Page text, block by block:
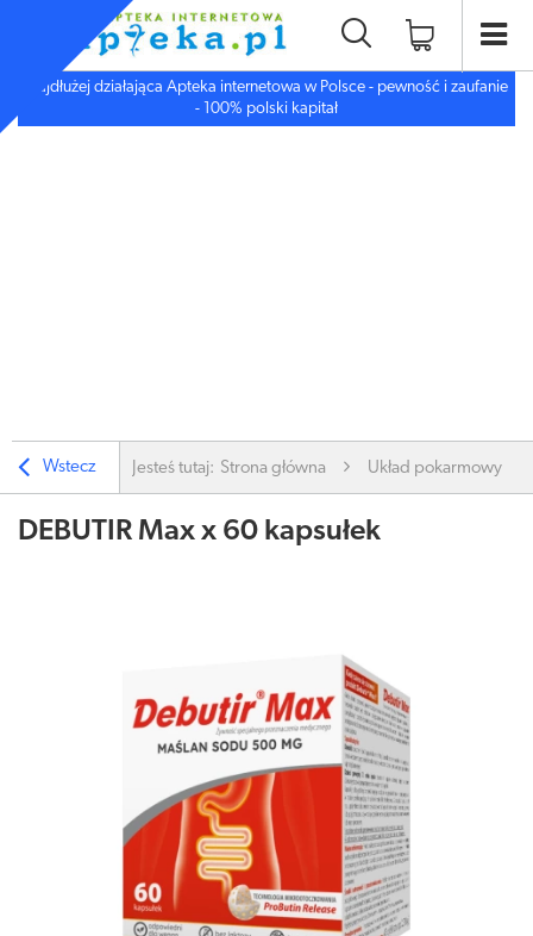
Najdłużej działająca Apteka internetowa w Polsce - pewność i zaufanie
- 100% polski kapitał
Wstecz Jesteś tutaj: Strona główna Układ pokarmowy
DEBUTIR Max x 60 kapsułek